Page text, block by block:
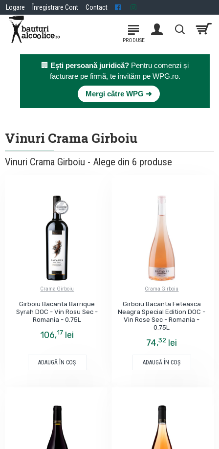
Logare Înregistrare Cont Contact
🏢 Ești persoană juridică? Pentru comenzi și
facturare pe firmă, te invităm pe WPG.ro.
Mergi către WPG ➜
Vinuri Crama Girboiu
Vinuri Crama Girboiu - Alege din 6 produse
Crama Girboiu
Girboiu Bacanta Barrique
Syrah DOC - Vin Rosu Sec -
Romania - 0.75L
106,17 lei
ADAUGĂ ÎN COŞ
Crama Girboiu
Girboiu Bacanta Feteasca
Neagra Special Edition DOC -
Vin Rose Sec - Romania -
0.75L
74,32 lei
ADAUGĂ ÎN COŞ